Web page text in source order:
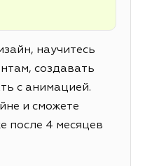
научитесь
создавать
с анимацией.
и сможете
после 4 месяцев